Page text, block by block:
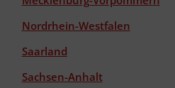
Nordrhein-Westfalen
Saarland
Sachsen-Anhalt